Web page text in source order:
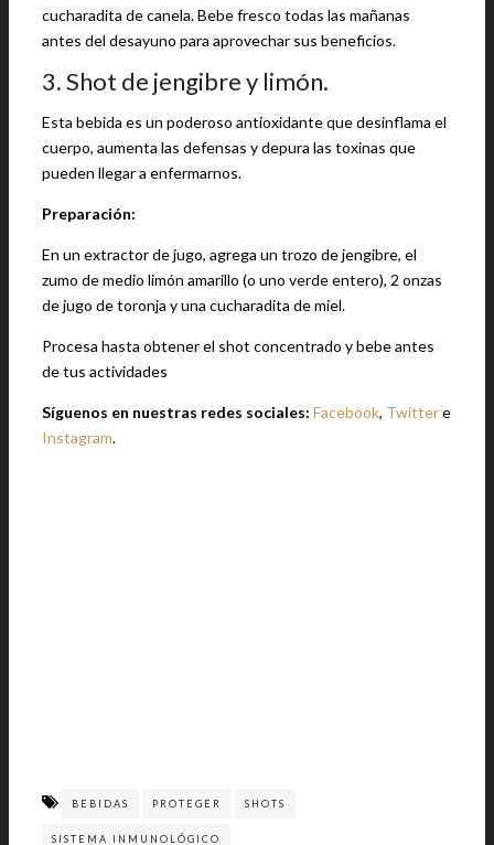
cucharadita de canela. Bebe fresco todas las mañanas
antes del desayuno para aprovechar sus beneficios.
3. Shot de jengibre y limón.
Esta bebida es un poderoso antioxidante que desinflama el
cuerpo, aumenta las defensas y depura las toxinas que
pueden llegar a enfermarnos.
Preparación:
En un extractor de jugo, agrega un trozo de jengibre, el
zumo de medio limón amarillo (o uno verde entero), 2 onzas
de jugo de toronja y una cucharadita de miel.
Procesa hasta obtener el shot concentrado y bebe antes
de tus actividades
Síguenos en nuestras redes sociales: Facebook, Twittere
Instagram.
BEBIDAS PROTEGER SHOTS
SISTEMA INMUNOLÓGICO